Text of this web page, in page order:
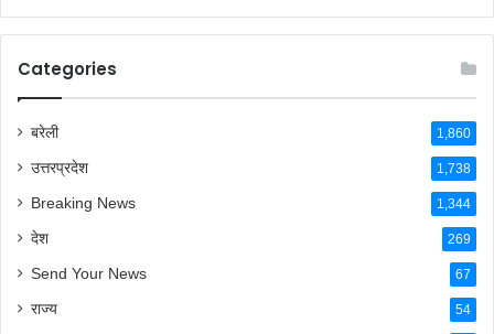
Categories
बरेली 1,860
उत्तरप्रदेश 1,738
Breaking News 1,344
देश 269
Send Your News 67
राज्य 54